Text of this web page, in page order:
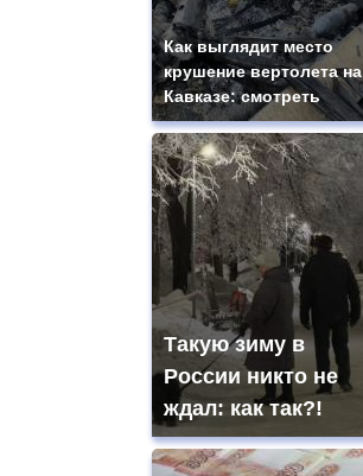
Как выглядит место
крушение вертолета на
Кавказе: смотреть
Такую зиму в
России никто не
ждал: как так?!